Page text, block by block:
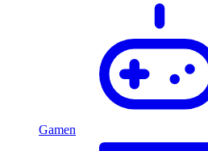
Gamen